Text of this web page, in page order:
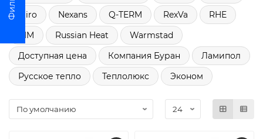
Miro
Nexans Q-TERM RexVa
RHE
RIM
Russian Heat
Warmstad
Доступная цена
Компания Буран
Ламипол
Русское тепло
Теплолюкс Эконом